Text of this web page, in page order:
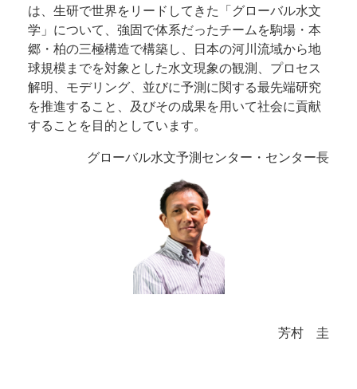
は、生研で世界をリードしてきた「グローバル水文
学」について、強固で体系だったチームを駒場・本
郷・柏の三極構造で構築し、日本の河川流域から地
球規模までを対象とした水文現象の観測、プロセス
解明、モデリング、並びに予測に関する最先端研究
を推進すること、及びその成果を用いて社会に貢献
することを目的としています。
グローバル水文予測センター・センター長
芳村 圭